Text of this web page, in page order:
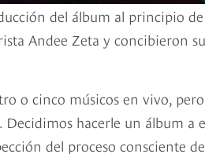
del álbum al principio
Andee Zeta y concibieron su
o cinco músicos en vivo, pero
hacerle un álbum a
del proceso consciente de